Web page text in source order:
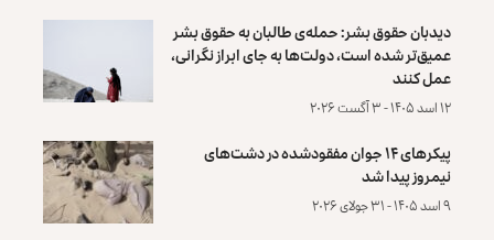
دیدبان حقوق بشر: حمله‌ی طالبان به حقوق بشر
عمیق‌تر شده است، دولت‌ها به جای ابراز نگرانی،
عمل کنند
۱۲ اسد ۱۴۰۵ - ۳ آگست ۲۰۲۶
پیکرهای ۱۴ جوان مفقودشده در دشت‌های
نیمروز پیدا شد
۹ اسد ۱۴۰۵ - ۳۱ جولای ۲۰۲۶